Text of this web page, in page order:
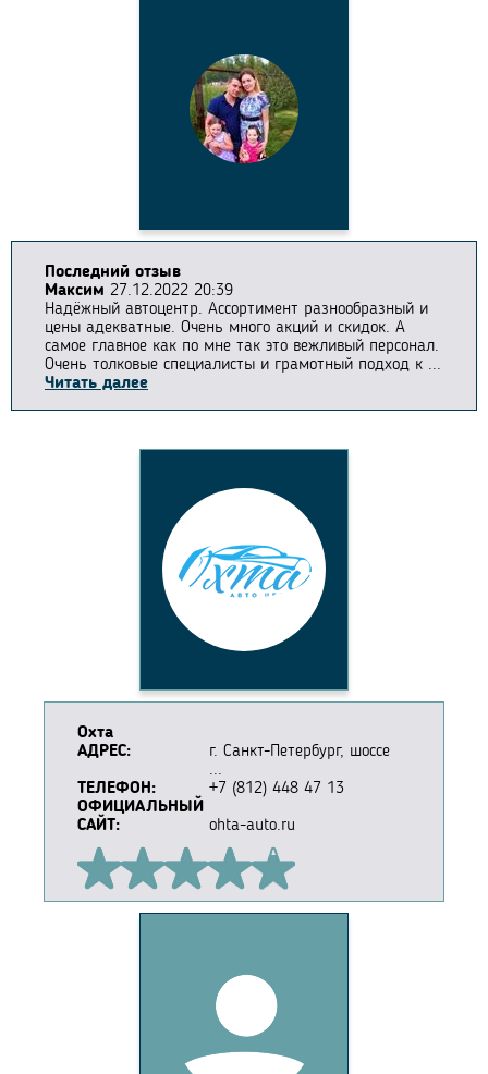
Последний отзыв
Максим 27.12.2022 20:39
Надёжный автоцентр. Ассортимент разнообразный и
цены адекватные. Очень много акций и скидок. А
самое главное как по мне так это вежливый персонал.
Очень толковые специалисты и грамотный подход к ...
Читать далее
Охта
АДРЕС:
г. Санкт-Петербург, шоссе
...
ТЕЛЕФОН:
+7 (812) 448 47 13
ОФИЦИАЛЬНЫЙ
САЙТ:
ohta-auto.ru